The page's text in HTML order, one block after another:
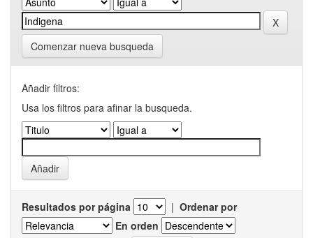
Comenzar nueva busqueda
Añadir filtros:
Usa los filtros para afinar la busqueda.
Resultados por página | Ordenar por
En orden